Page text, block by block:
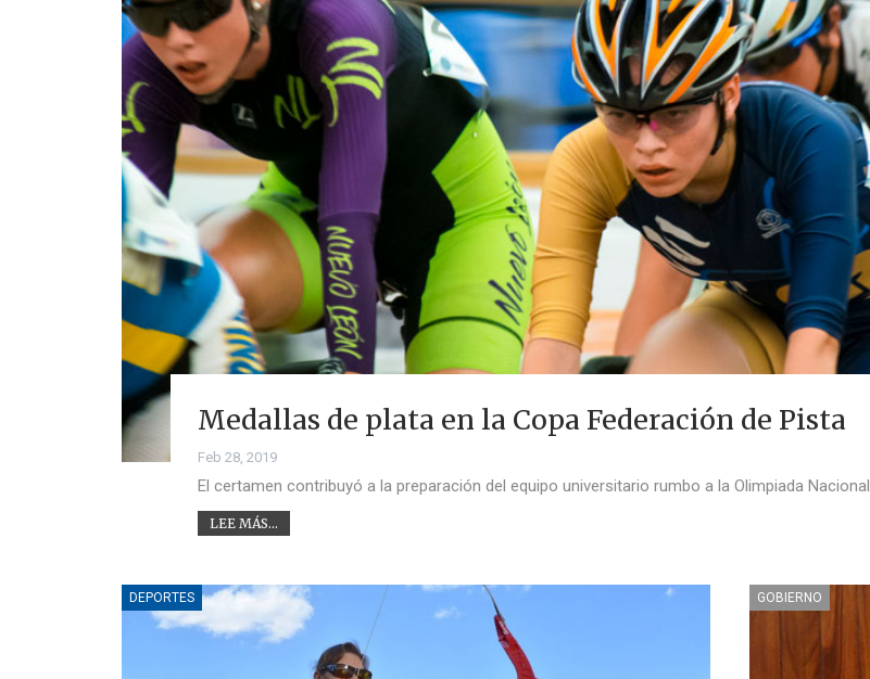
Medallas de plata en la Copa Federación de Pista
Feb 28, 2019
El certamen contribuyó a la preparación del equipo universitario rumbo a la Olimpiada Nacional
LEE MÁS...
DEPORTES GOBIERNO